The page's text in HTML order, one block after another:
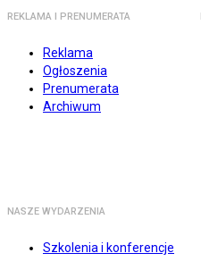
REKLAMA I PRENUMERATA
Reklama
Ogłoszenia
Prenumerata
Archiwum
NASZE WYDARZENIA
Szkolenia i konferencje